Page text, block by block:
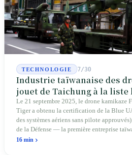
TECHNOLOGIE 7/30
Industrie taïwanaise des
jouet de Taichung à la
d'entrée pour Thunder
Le 21 septembre 2025, le drone kamikaze
Tiger a obtenu la certification de la Blue
des systèmes aériens sans pilote
de la Défense — la première entreprise
Sur les 39 plateformes de drones finis et les
16 min